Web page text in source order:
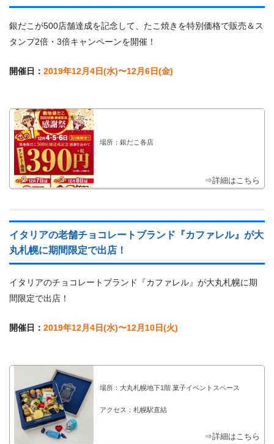
銀だこが500店舗達成を記念して、たこ焼きを特別価格で販売＆ス
タンプ2倍・3倍キャンペーンを開催！
開催日： 2019年12月4日(水)〜12月6日(金)
場所：銀だこ各店
⇒詳細はこちら
イタリアの老舗チョコレートブランド『カファレル』が大
丸札幌に期間限定で出店！
イタリアのチョコレートブランド『カファレル』が大丸札幌に期
間限定で出店！
開催日： 2019年12月4日(水)〜12月10日(火)
場所：大丸札幌地下1階 菓子イベントスペース
アクセス：札幌駅直結
⇒詳細はこちら